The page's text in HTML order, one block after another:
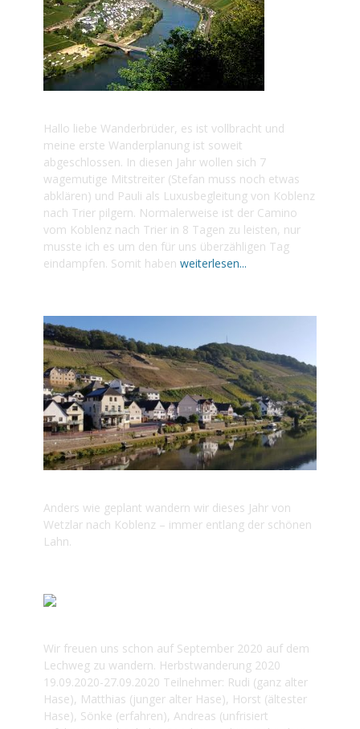
Hallo liebe Wanderbrüder, es ist vollbracht und
meine erste Wanderplanung ist soweit
abgeschlossen. In diesen Jahr wollen sich 7
wagemutige Mitstreiter (Stefan muss noch etwas
abklären) und Pauli als Luxusbegleitung von Koblenz
nach Trier pilgern. Normalerweise ist der Camino
vom Koblenz nach Trier in 8 Tagen zu leisten, nur
musste ich es um den für uns überzähligen Tag
eindampfen. Somit haben weiterlesen...
Anders wie geplant wandern wir dieses Jahr von
Wetzlar nach Koblenz – immer entlang der schönen
Lahn.
Wir freuen uns schon auf September 2020 auf dem
Lechweg zu wandern. Herbstwanderung 2020
19.09.2020-27.09.2020 Teilnehmer: Rudi (ganz alter
Hase), Matthias (junger alter Hase), Horst (ältester
Hase), Sönke (erfahren), Andreas (unfrisiert